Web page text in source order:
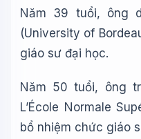
Năm 39 tuổi, ông
(University of
giáo sư đại học.
Năm 50 tuổi, ông
L’École Normale
bổ nhiệm chức giáo